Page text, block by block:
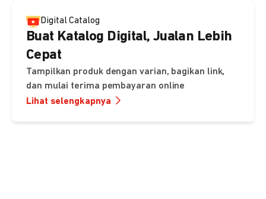
Digital Catalog
Buat Katalog Digital, Jualan Lebih
Cepat
Tampilkan produk dengan varian, bagikan link,
dan mulai terima pembayaran online
Lihat selengkapnya